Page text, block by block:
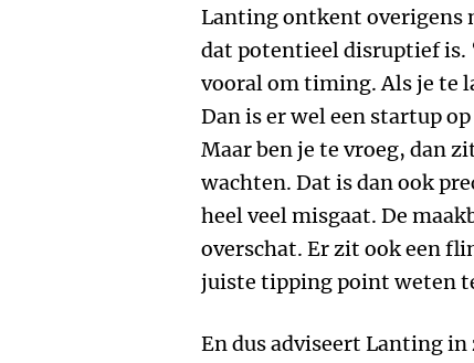
Lanting ontkent overigens
dat potentieel disruptief is.
vooral om timing. Als je te
Dan is er wel een startup
Maar ben je te vroeg, dan
wachten. Dat is dan ook
heel veel misgaat. De
overschat. Er zit ook een
juiste tipping point weten
En dus adviseert Lanting